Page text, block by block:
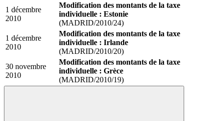
1 décembre
2010
Modification des montants de la taxe
individuelle : Estonie
(MADRID/2010/24)
1 décembre
2010
Modification des montants de la taxe
individuelle : Irlande
(MADRID/2010/20)
30 novembre
2010
Modification des montants de la taxe
individuelle : Grèce
(MADRID/2010/19)